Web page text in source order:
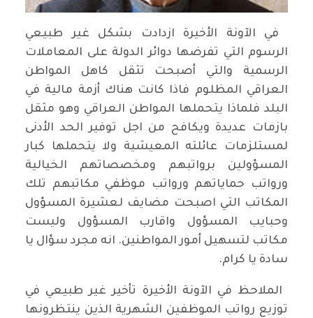
 في الآونة الأخيرة ازدادت بشكل غير طبيعي
الرسوم التي تفرضها دوائر الدولة على المعاملات
الرسمية والتي أصبحت تثقل كاهل المواطن
العراقي المظلوم فاذا كانت هناك أزمة مالية في
البلد فلماذا يتحملها المواطن العراقي وهو مثقل
بازمات عديدة ويكافح من اجل توفير الحد الأدنى
لمستلزمات عائلته المعيشية ولا يتحملها كبار
المسؤولين برواتبهم ومخصصاتهم الخيالية
ورواتب حماياتهم ورواتب موظفي مكاتبهم تلك
المكاتب التي اصبحت مضايف لعشيرة المسؤول
وحبايب المسؤول واقارب المسؤول وليست
مكاتب لتسهيل أمور المواطنين. انه مجرد سؤال يا
سادة يا كرام.
 الملاحظ في الآونة الأخيرة تأخير غير طبيعي في
توزيع رواتب الموظفين الشهرية الذين ينتظرونها